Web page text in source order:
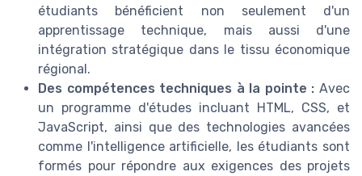
étudiants bénéficient non seulement d'un
apprentissage technique, mais aussi d'une
intégration stratégique dans le tissu économique
régional.
Des compétences techniques à la pointe : Avec
un programme d'études incluant HTML, CSS, et
JavaScript, ainsi que des technologies avancées
comme l'intelligence artificielle, les étudiants sont
formés pour répondre aux exigences des projets